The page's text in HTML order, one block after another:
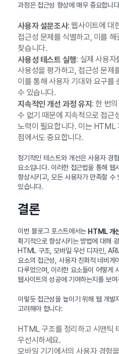
과정은 접근성 향상에 매우 중요합니
사용자 설문조사: 웹사이트에 대
접근성 문제를 식별하고, 이를 해
찾습니다.
사용성 테스트 실행: 실제 사용자
사용성을 평가하고, 접근성 문제
이를 통해 사용자 기대와 요구를
수 있습니다.
지속적인 개선 과정 유지 : 한 번
수 없기 때문에 지속적으로 접근
노력이 필요합니다. 이는 HTML
점에서도 중요합니다.
정기적인 테스트와 개선은 사용자 경
요소입니다. 이러한 접근법을 통해 웹
향상시키고, 모든 사용자가 만족할 수
있습니다.
결론
이번 블로그 포스트에서는 HTML 개
획기적으로 향상시키는 방법에 대해
HTML 구조, 모바일 우선 디자인,
요소의 접근성, 사용자 친화적 네비게
다루었으며, 이러한 요소들이 어떻게
웹사이트의 성공에 기여하는지를 보
이렇듯 접근성을 높이기 위해 웹 개발
고려해야 합니다:
HTML 구조를 정리하고 시맨틱
우선시하세요.
모바일 기기에서의 사용자 경험